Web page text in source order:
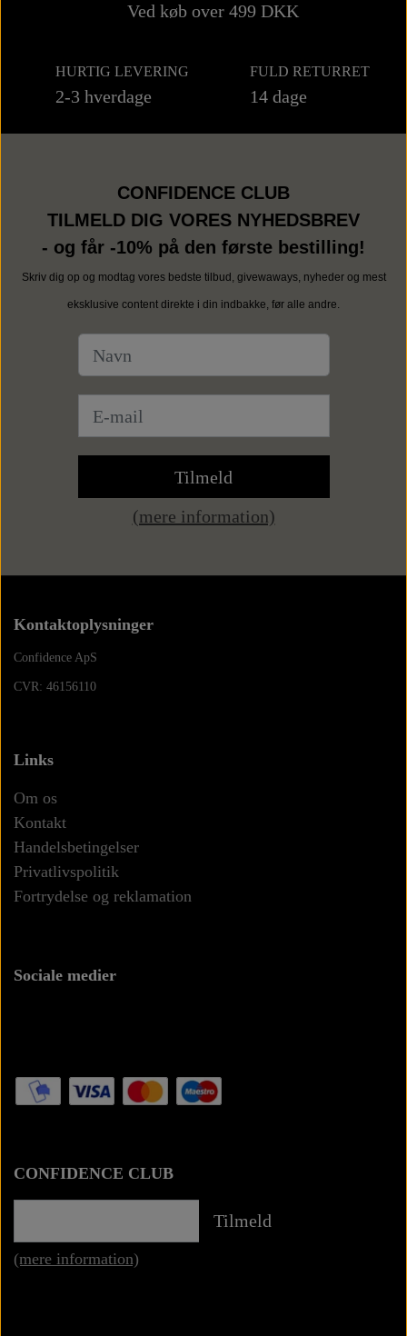
Ved køb over 499 DKK
HURTIG LEVERING
2-3 hverdage
FULD RETURRET
14 dage
CONFIDENCE CLUB
TILMELD DIG VORES NYHEDSBREV
- og får -10% på den første bestilling!
Skriv dig op og modtag vores bedste tilbud, givewaways, nyheder og mest
eksklusive content direkte i din indbakke, før alle andre.
Tilmeld
(mere information)
Kontaktoplysninger
Confidence ApS
CVR: 46156110
Links
Om os
Kontakt
Handelsbetingelser
Privatlivspolitik
Fortrydelse og reklamation
Sociale medier
CONFIDENCE CLUB
Tilmeld
(mere information)